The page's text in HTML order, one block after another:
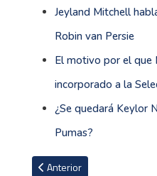
Jeyland Mitchell
Robin van Persie
El motivo por el que
incorporado a la
¿Se quedará Keylor
Pumas?
Artículo anterior: Costa
Anterior